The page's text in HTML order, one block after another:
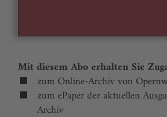
Mit diesem Abo erhalten Sie
zum Online-Archiv von
zum ePaper der aktuellen
Archiv